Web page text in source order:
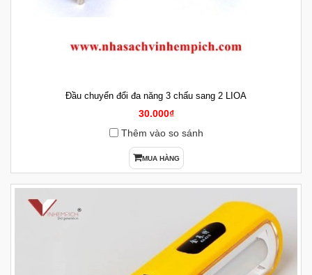
Đầu chuyển đổi đa năng 3 chấu sang 2 LIOA
30.000₫
Thêm vào so sánh
MUA HÀNG